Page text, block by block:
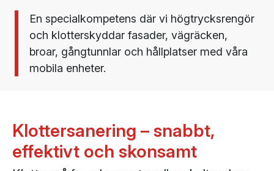
En specialkompetens där vi högtrycksrengör
och klotterskyddar fasader, vägräcken,
broar, gångtunnlar och hållplatser med våra
mobila enheter.
Klottersanering – snabbt,
effektivt och skonsamt